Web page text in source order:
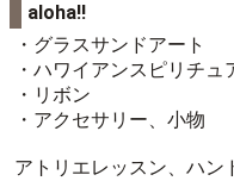
aloha!!
・グラスサンドアート
・ハワイアンスピリチュ
・リボン
・アクセサリー、小物
アトリエレッスン、ハン